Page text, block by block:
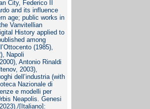
City, Federico II
and its influence
age; public works in
Vanvitellian
History applied to
among
(1985),
Napoli
Antonio Rinaldi
2003),
dell’industria (with
Nazionale di
e modelli per
Neapolis. Genesi
[Italiano]: